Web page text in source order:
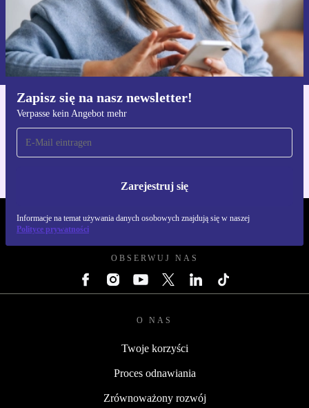
Zapisz się na nasz newsletter!
Verpasse kein Angebot mehr
Zarejestruj się
Informacje na temat używania danych osobowych znajdują się w naszej
Polityce prywatności
Zarejestruj się
Informacje na temat używania danych osobowych znajdują się w
naszejPolityce prywatności
Pobierz aplikację refurbed
Dla iOS i Android
REFURBED POLSKA - RETHINK NEW.
OBSERWUJ NAS
O NAS
Twoje korzyści
Proces odnawiania
Zrównoważony rozwój